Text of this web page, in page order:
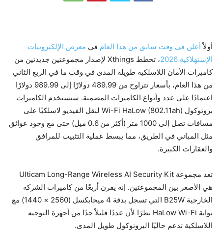
أولاًأعلن في وقت سابق من هذا العام في معرض الإلكترونيات
الإستهلاكية 2026
، تخطط Xthings لإصدار مجموعتين جديدتين من
كاميرات الأمان اللاسلكية طويلة المدى في وقت ما في الربع الثاني
من هذا العام، بأسعار تتراوح من 489.99 دولارًا إلى 989.99 دولارًا
اعتمادًا على عدد وأنواع الكاميرات المضمنة. ستستخدم الكاميرات
بروتوكول Wi-Fi HaLow (802.11ah) لنقل الفيديو لاسلكيًا على
مسافات تصل إلى 1000 متر (أكثر من 0.6 ميل) حتى مع وجود عوائق
مثل المباني في الطريق، مما يبسط عملية التثبيت للمرافق
والعقارات الكبيرة.
تعد مجموعة Ulticam Long-Range Wireless AI Security Kit
هي الأصغر بين المجموعتين. إنه يقرن أربعًا من كاميرات الشركة
الخارجية B25W التي تسجل بدقة 4 ميجابكسل (2560 × 1440) مع
بوابة HaLow Wi-Fi نظرًا لأن عددًا قليلاً جدًا من أجهزة التوجيه
اللاسلكية تدعم حاليًا البروتوكول طويل المدى.